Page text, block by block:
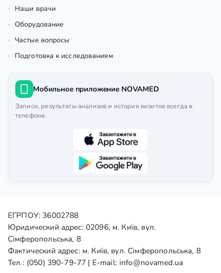
Наши врачи
Оборудование
Частые вопросы
Подготовка к исследованиям
Мобильное приложение NOVAMED
Записи, результаты анализов и история визитов всегда в
телефоне.
ЕГРПОУ: 36002788
Юридический адрес: 02096, м. Київ, вул.
Сімферопольська, 8
Фактический адрес: м. Київ, вул. Сімферопольська, 8
Тел.: (050) 390-79-77 | E-mail: info@novamed.ua